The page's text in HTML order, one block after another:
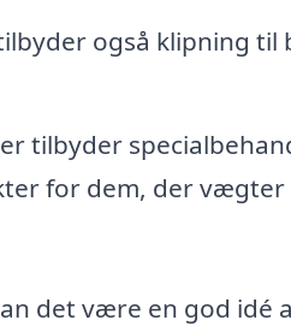
også klipning
tilbyder
for dem, der
det være en god idé